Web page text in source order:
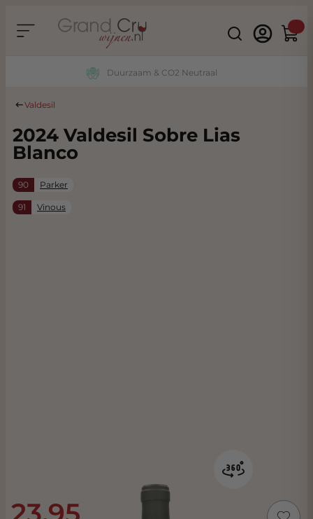
Search
Duurzaam & CO2 Neutraal
Valdesil
2024 Valdesil Sobre Lias
Blanco
90 Parker
91 Vinous